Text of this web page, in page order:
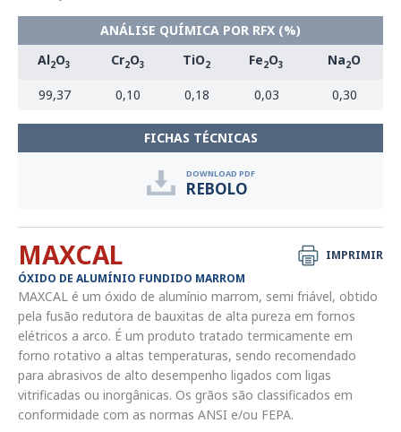
ANÁLISE QUÍMICA POR RFX (%)
Al2O3 Cr2O3 TiO2 Fe2O3 Na2O
99,37 0,10 0,18 0,03 0,30
FICHAS TÉCNICAS
DOWNLOAD PDF
REBOLO
IMPRIMIR
MAXCAL
ÓXIDO DE ALUMÍNIO FUNDIDO MARROM
MAXCAL é um óxido de alumínio marrom, semi friável, obtido
pela fusão redutora de bauxitas de alta pureza em fornos
elétricos a arco. É um produto tratado termicamente em
forno rotativo a altas temperaturas, sendo recomendado
para abrasivos de alto desempenho ligados com ligas
vitrificadas ou inorgânicas. Os grãos são classificados em
conformidade com as normas ANSI e/ou FEPA.